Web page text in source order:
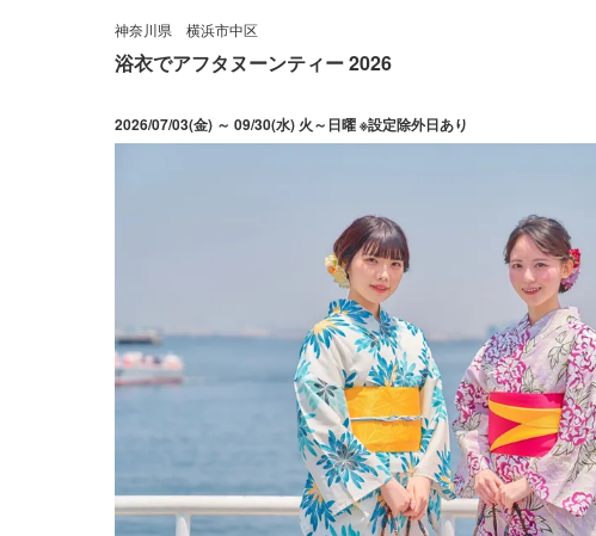
神奈川県 横浜市中区
浴衣でアフタヌーンティー 2026
2026/07/03(金) ～ 09/30(水) 火～日曜 ※設定除外日あり